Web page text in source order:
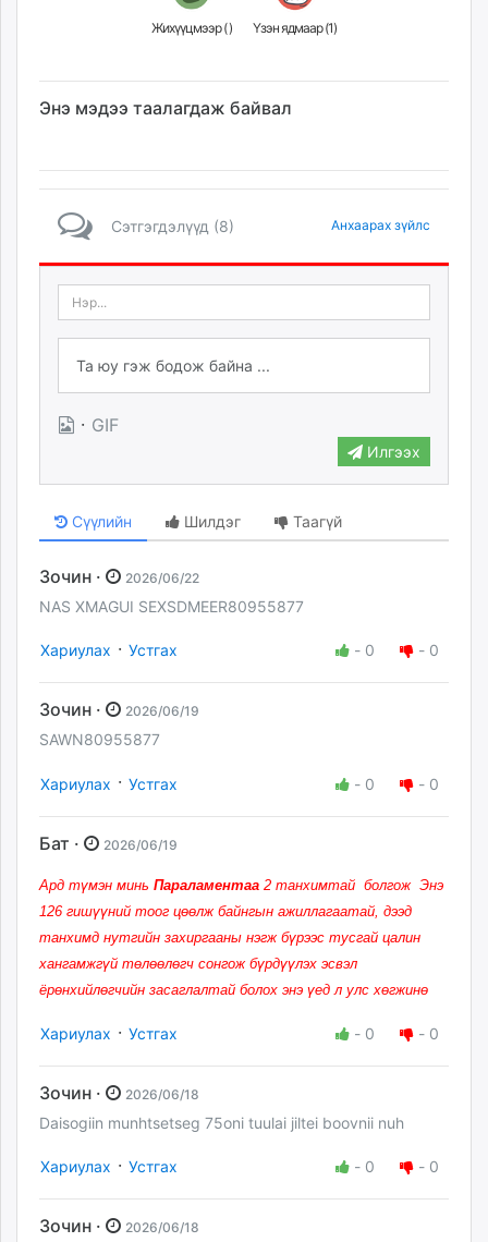
Жихүүцмээр () Үзэн ядмаар (1)
Энэ мэдээ таалагдаж байвал
Сэтгэгдэлүүд (8) Анхаарах зүйлс
· GIF
Илгээх
Сүүлийн Шилдэг Таагүй
Зочин · 2026/06/22
NAS XMAGUI SEXSDMEER80955877
Хариулах · Устгах - 0 - 0
Зочин · 2026/06/19
SAWN80955877
Хариулах · Устгах - 0 - 0
Бат · 2026/06/19
Ард түмэн минь Параламентаа 2 танхимтай болгож Энэ
126 гишүүний тоог цөөлж байнгын ажиллагаатай, дээд
танхимд нутгийн захиргааны нэгж бүрээс тусгай цалин
хангамжгүй төлөөлөгч сонгож бүрдүүлэх эсвэл
ёрөнхийлөгчийн засаглалтай болох энэ үед л улс хөгжинө
Хариулах · Устгах - 0 - 0
Зочин · 2026/06/18
Daisogiin munhtsetseg 75oni tuulai jiltei boovnii nuh
Хариулах · Устгах - 0 - 0
Зочин · 2026/06/18